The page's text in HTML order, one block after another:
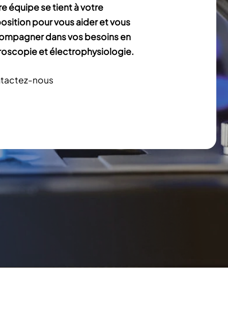
équipe se tient à votre
pour vous aider et vous
dans vos besoins en
et électrophysiologie.
nous